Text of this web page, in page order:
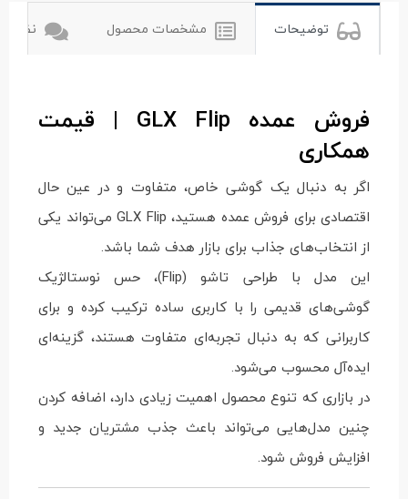
توضیحات مشخصات محصول نظرات
فروش عمده GLX Flip | قیمت
همکاری
اگر به دنبال یک گوشی خاص، متفاوت و در عین حال
اقتصادی برای فروش عمده هستید، GLX Flip می‌تواند یکی
از انتخاب‌های جذاب برای بازار هدف شما باشد.
این مدل با طراحی تاشو (Flip)، حس نوستالژیک
گوشی‌های قدیمی را با کاربری ساده ترکیب کرده و برای
کاربرانی که به دنبال تجربه‌ای متفاوت هستند، گزینه‌ای
ایده‌آل محسوب می‌شود.
در بازاری که تنوع محصول اهمیت زیادی دارد، اضافه کردن
چنین مدل‌هایی می‌تواند باعث جذب مشتریان جدید و
افزایش فروش شود.